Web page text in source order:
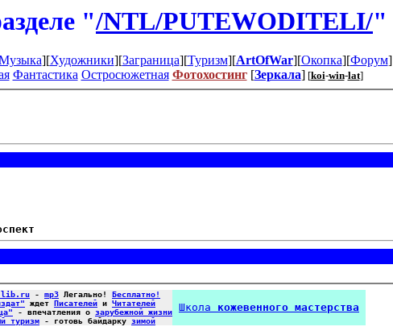
"/NTL/PUTEWODITELI/"
][Художники][Заграница][Туризм][ArtOfWar][Окопка][Форум]
Фантастика Остросюжетная Фотохостинг[Зеркала] [koi-win-lat]
- mp3 Легально! Бесплатно!
ждет Писателей и Читателей
- впечатления о зарубежной жизни
туризм - готовь байдарку зимой
Школа кожевенного мастерства